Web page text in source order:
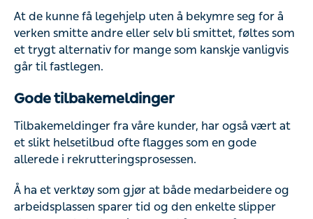
fastlegen.
Gode tilbakemeldinger
Tilbakemeldinger fra våre kunder, har også vært at et slikt
helsetilbud ofte flagges som en gode allerede i
Å ha et verktøy som gjør at både medarbeidere og
arbeidsplassen sparer tid og den enkelte slipper den
attraktiviteten til arbeidsgiveren.